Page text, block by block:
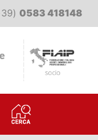
0583 418148